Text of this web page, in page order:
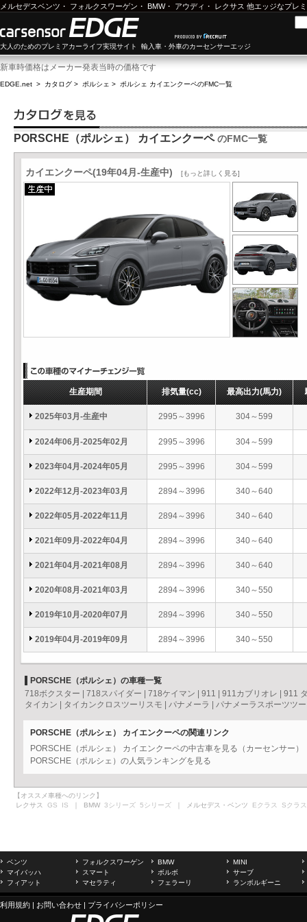
メルセデスベンツ ・ フォルクスワーゲン ・ BMW・ アウディ ・ レクサス 他エッジなプレ
大人のためのプレミアカーライフ実現サイト 輸入車・外車のカーセンサーエッジ
新車時価格はメーカー発表当時の価格です
EDGE.net > カタログ > ポルシェ > ポルシェ カイエンクーペのFMC一覧
PORSCHE（ポルシェ） カイエンクーペのFMC一覧
カイエンクーペ(19年04月-生産中) [もっと詳しく見る]
生産期間 排気量(cc) 最高出力(馬力)
2025年03月-生産中 2995～3996 304～599
2024年06月-2025年02月 2995～3996 304～599
2023年04月-2024年05月 2995～3996 304～599
2022年12月-2023年03月 2894～3996 340～640
2022年05月-2022年11月 2894～3996 340～640
2021年09月-2022年04月 2894～3996 340～640
2021年04月-2021年08月 2894～3996 340～640
2020年08月-2021年03月 2894～3996 340～550
2019年10月-2020年07月 2894～3996 340～550
2019年04月-2019年09月 2894～3996 340～550
PORSCHE（ポルシェ）の車種一覧
718ボクスター
718スパイダー 718ケイマン 911 911カブリオレ
911
タイカン
タイカンクロスツーリスモ パナメーラ パナメーラスポーツツ
PORSCHE（ポルシェ） カイエンクーペの関連リンク
PORSCHE（ポルシェ） カイエンクーペの中古車を見る（カーセンサー）
PORSCHE（ポルシェ）の人気ランキングを見る
【オススメ車種へのリンク】
レクサス GS IS ｜ BMW 3シリーズ 5シリーズ ｜ メルセデス・ベンツ Eクラス Sクラス
ベンツ フォルクスワーゲン BMW
MINI
マイバッハ
スマート ボルボ
サーブ
フィアット
マセラティ フェラーリ ランボルギーニ
利用規約 | お問い合わせ | プライバシーポリシー